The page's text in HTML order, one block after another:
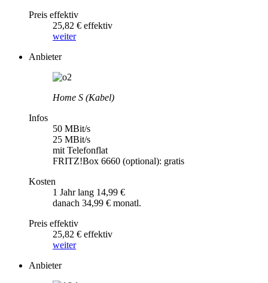
Preis effektiv
25,82 € effektiv
weiter
Anbieter
Home S (Kabel)
Infos
50 MBit/s
25 MBit/s
mit Telefonflat
FRITZ!Box 6660 (optional): gratis
Kosten
1 Jahr lang 14,99 €
danach 34,99 € monatl.
Preis effektiv
25,82 € effektiv
weiter
Anbieter